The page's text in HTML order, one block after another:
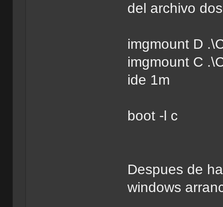
del archivo
imgmount D
imgmount C
ide 1m
boot -l c
Despues de
windows